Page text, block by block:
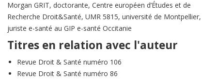
Morgan GRIT, doctorante, Centre européen d’Études et de
Recherche Droit&Santé, UMR 5815, université de Montpellier,
juriste e-santé au GIP e-santé Occitanie
Titres en relation avec l'auteur
Revue Droit & Santé numéro 106
Revue Droit & Santé numéro 86